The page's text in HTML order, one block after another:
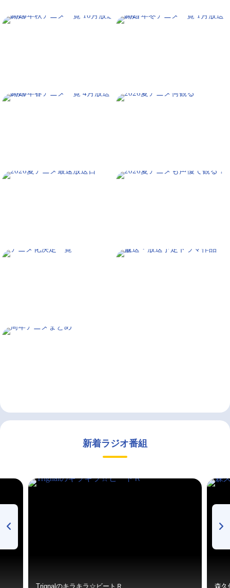
新着ラジオ番組
Trignalのキラキラ☆ビートＲ 森久